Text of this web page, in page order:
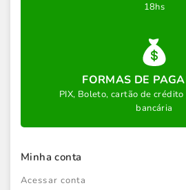
18hs
FORMAS DE
PIX, Boleto, cartão de
bancária
Minha conta
Acessar conta